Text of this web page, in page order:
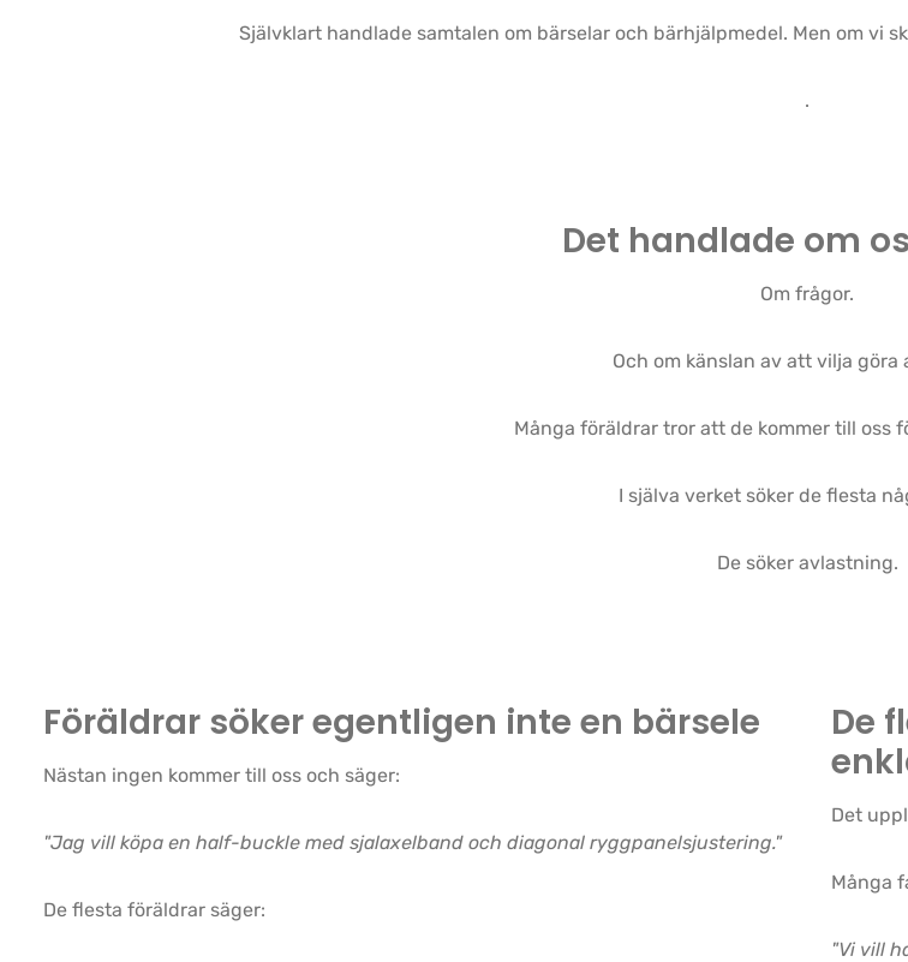
Självklart handlade samtalen om bärselar och bärhjälpmedel. Men om vi
.
Det handlade om
Om frågor.
Och om känslan av att vilja göra
Många föräldrar tror att de kommer till oss
I själva verket söker de flesta
De söker avlastning.
Föräldrar söker egentligen inte en bärsele
Nästan ingen kommer till oss och säger:
"Jag vill köpa en half-buckle med sjalaxelband och diagonal ryggpanelsjustering."
De flesta föräldrar säger:
De
Det
Många
"Vi vill